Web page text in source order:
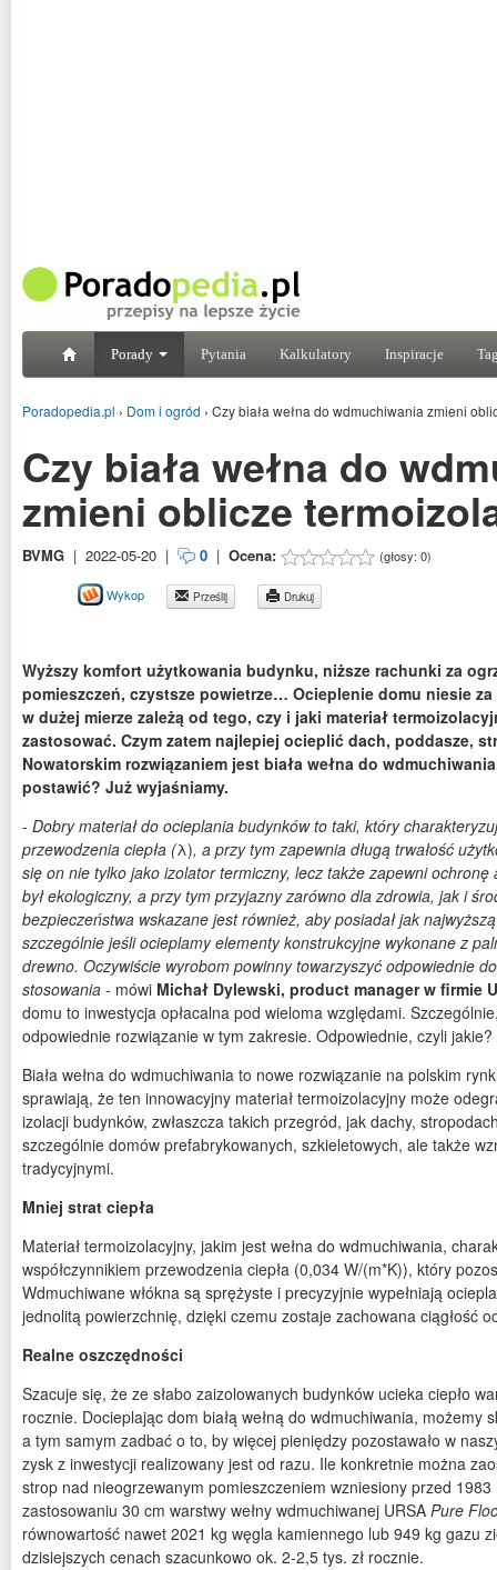
Porady Pytania Kalkulatory Inspiracje
Poradopedia.pl › Dom i ogród › Czy biała wełna do wdmuchiwania zmieni
Czy biała wełna do
zmieni oblicze
BVMG | 2022-05-20 | 0 | Ocena: (głosy: 0)
Wykop Prześlij Drukuj
Wyższy komfort użytkowania budynku, niższe rachunki za
pomieszczeń, czystsze powietrze… Ocieplenie domu niesie
w dużej mierze zależą od tego, czy i jaki materiał
zastosować. Czym zatem najlepiej ocieplić dach, poddasze,
Nowatorskim rozwiązaniem jest biała wełna do
postawić? Już wyjaśniamy.
- Dobry materiał do ocieplania budynków to taki, który
przewodzenia ciepła (λ), a przy tym zapewnia długą trwałość
się on nie tylko jako izolator termiczny, lecz także zapewni
był ekologiczny, a przy tym przyjazny zarówno dla zdrowia, jak i
bezpieczeństwa wskazane jest również, aby posiadał jak
szczególnie jeśli ocieplamy elementy konstrukcyjne wykonane z
drewno. Oczywiście wyrobom powinny towarzyszyć odpowiednie
stosowania - mówi Michał Dylewski, product manager w firmie
domu to inwestycja opłacalna pod wieloma względami.
odpowiednie rozwiązanie w tym zakresie. Odpowiednie, czyli jakie?
Biała wełna do wdmuchiwania to nowe rozwiązanie na polskim
sprawiają, że ten innowacyjny materiał termoizolacyjny może
izolacji budynków, zwłaszcza takich przegród, jak dachy,
szczególnie domów prefabrykowanych, szkieletowych, ale także
tradycyjnymi.
Mniej strat ciepła
Materiał termoizolacyjny, jakim jest wełna do wdmuchiwania,
współczynnikiem przewodzenia ciepła (0,034 W/(m*K)), który
Wdmuchiwane włókna są sprężyste i precyzyjnie wypełniają
jednolitą powierzchnię, dzięki czemu zostaje zachowana ciągłość
Realne oszczędności
Szacuje się, że ze słabo zaizolowanych budynków ucieka ciepło
rocznie. Docieplając dom białą wełną do wdmuchiwania, możemy
a tym samym zadbać o to, by więcej pieniędzy pozostawało w
zysk z inwestycji realizowany jest od razu. Ile konkretnie można
strop nad nieogrzewanym pomieszczeniem wzniesiony przed
zastosowaniu 30 cm warstwy wełny wdmuchiwanej URSA Pure Floc
równowartość nawet 2021 kg węgla kamiennego lub 949 kg gazu
dzisiejszych cenach szacunkowo ok. 2-2,5 tys. zł rocznie.